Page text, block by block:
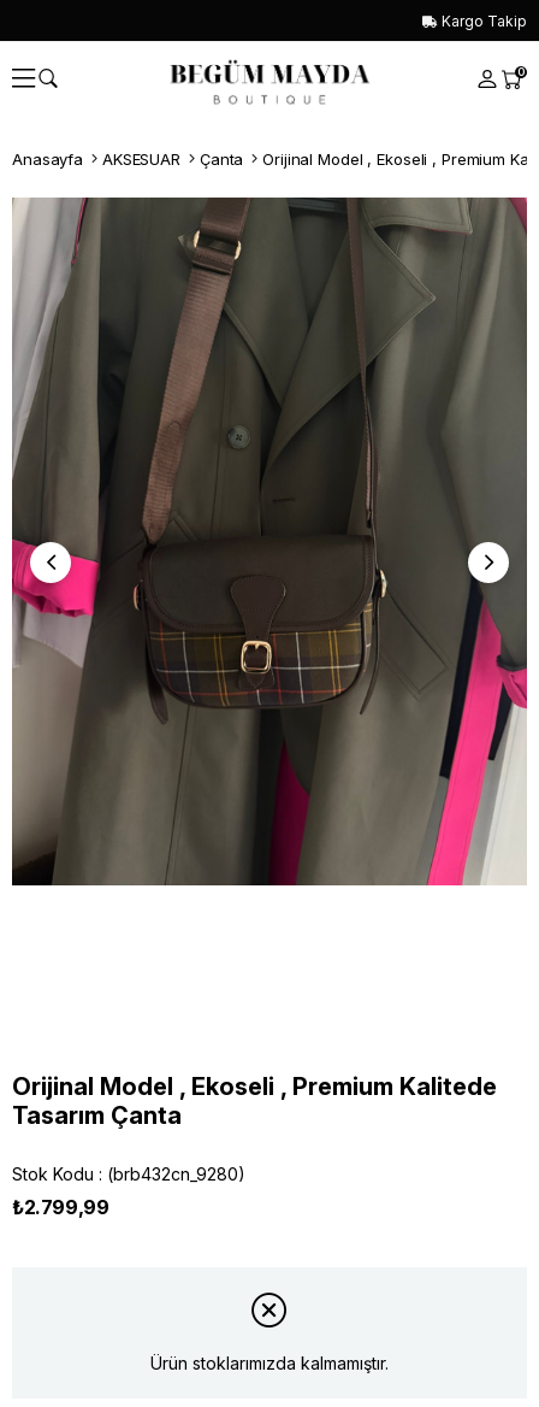
Kargo Takip
0
Anasayfa AKSESUAR Çanta
Whatsapp İle Sipariş ver
Orijinal Model , Ekoseli , Premium Kalitede
Tasarım Çanta
Stok Kodu (brb432cn_9280)
₺2.799,99
Ürün stoklarımızda kalmamıştır.